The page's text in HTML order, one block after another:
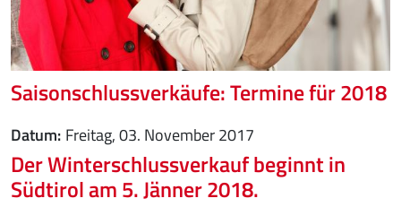
Saisonschlussverkäufe: Termine für 2018
Datum Freitag, 03. November 2017
Der Winterschlussverkauf beginnt in
Südtirol am 5. Jänner 2018.